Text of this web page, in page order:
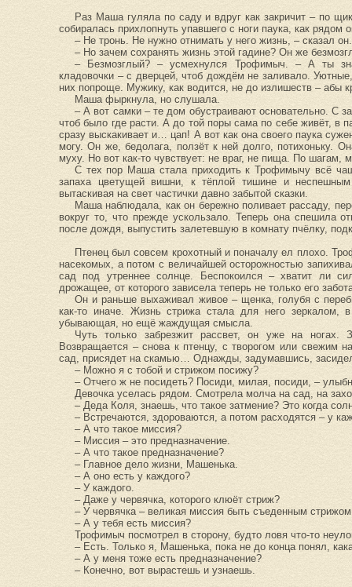
Раз Маша гуляла по саду и вдруг как закричит – по
собиралась прихлопнуть упавшего с ноги паука, как рядом
– Не тронь. Не нужно отнимать у него жизнь, – сказал он.
– Но зачем сохранять жизнь этой гадине? Он же
– Безмозглый? – усмехнулся Трофимыч. – А ты
кладовочки – с дверцей, чтоб дождём не заливало.
них попроще. Мужику, как водится, не до излишеств – абы
Маша фыркнула, но слушала.
– А вот самки – те дом обустраивают основательно. С
чтоб было где расти. А до той поры сама по себе живёт, в
сразу выскакивает и… цап! А вот как она своего паука
могу. Он же, бедолага, ползёт к ней долго, потихоньку.
муху. Но вот как-то чувствует: не враг, не пища. По шагам,
С тех пор Маша стала приходить к Трофимычу всё
запаха цветущей вишни, к тёплой тишине и
вытаскивая на свет частички давно забытой сказки.
Маша наблюдала, как он бережно поливает рассаду,
вокруг то, что прежде ускользало. Теперь она спешила
после дождя, выпустить залетевшую в комнату пчёлку,
Птенец был совсем крохотный и поначалу ел плохо.
насекомых, а потом с величайшей осторожностью
сад под утреннее солнце. Беспокоился – хватит ли
дрожащее, от которого зависела теперь не только его
Он и раньше выхаживал живое – щенка, голубя с
как-то иначе. Жизнь стрижа стала для него зеркалом,
убывающая, но ещё жаждущая смысла.
Чуть только забрезжит рассвет, он уже на ногах.
Возвращается – снова к птенцу, с творогом или свежим
сад, присядет на скамью… Однажды, задумавшись,
– Можно я с тобой и стрижом посижу?
– Отчего ж не посидеть? Посиди, милая, посиди, –
Девочка уселась рядом. Смотрела молча на сад, на
– Деда Коля, знаешь, что такое затмение? Это когда
– Встречаются, здороваются, а потом расходятся – у
– А что такое миссия?
– Миссия – это предназначение.
– А что такое предназначение?
– Главное дело жизни, Машенька.
– А оно есть у каждого?
– У каждого.
– Даже у червячка, которого клюёт стриж?
– У червячка – великая миссия быть съеденным
– А у тебя есть миссия?
Трофимыч посмотрел в сторону, будто ловя что-то
– Есть. Только я, Машенька, пока не до конца понял,
– А у меня тоже есть предназначение?
– Конечно, вот вырастешь и узнаешь.